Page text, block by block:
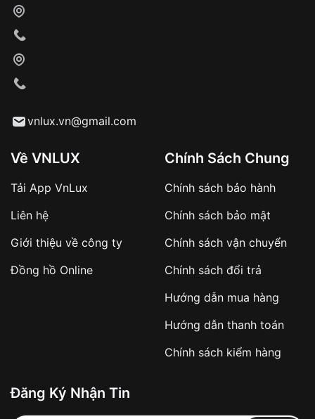
Từ khóa SEO:
sản phẩm đặc biệt
hàng
Số tiền còn lại thanh toán khi nhận hàng hoặc
✔️ Đảm bảo xử lý đơn hàng nhanh chóng
✔️ Hạn chế tình trạng hủy đơn không mong
Từ khóa SEO:
vnlux.vn@gmail.com
Về VNLUX
Tải App VnLux
Liên hệ
Giới thiệu về công ty
Đồng hồ Online
Chính Sách Chung
Chính sách bảo hành
Chính sách bảo mật
Chính sách vận chuyển
Chính sách đổi trả
Hướng dẫn mua hàng
Hướng dẫn thanh toán
Chính sách kiểm hàng
Đăng Ký Nhận Tin